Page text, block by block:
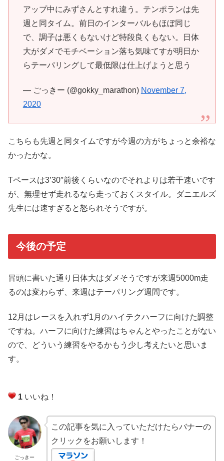
アップ中にみずさんとすれ違う。テンポランは先
週と同タイム。前日のインターバルもほぼ同じ
で、調子は悪くもないけど特段良くもない。日体
大がダメでモチベーション落ち気味てすが明日か
らテーパリングして最低限は仕上げようと思う
— ごっきー (@gokky_marathon) November 7,
2020
こちらも先週と同タイムですが今週の方がちょっと余裕な
かったかな。
Tペースは3’30″前後くらいなのでそれよりは若干速いです
が、無理せず走れるなら走っておくスタイル。ダニエルズ
先生には速すぎると怒られそうですが。
今後の予定
冒頭に書いた通り日体大はダメそうですが来週5000m走
るのは変わらず、来週はテーパリング週間です。
12月はレースを入れず1月のハイテクハーフに向けた調整
ですね。ハーフに向けた練習はちゃんとやったことがない
ので、どういう練習をやるかもう少し考えたいと思いま
す。
1 いいね！
ごっきー
この記事を気に入っていただけたらバナーの
クリックをお願いします！